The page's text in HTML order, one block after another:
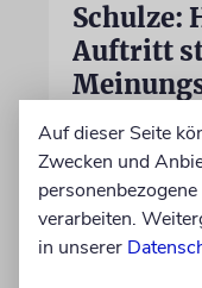
Schulze:
Auftritt
Der Komiker
relativiert
Ukraine
Auf dieser Seite
Zwecken und
verarbeiten.
in unserer